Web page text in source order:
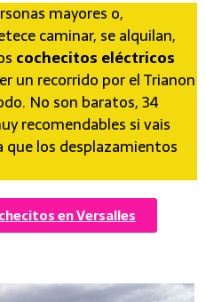
mayores o,
caminar, se alquilan,
cochecitos eléctricos
un recorrido por el Trianon
No son baratos, 34
recomendables si vais
que los desplazamientos
en Versalles